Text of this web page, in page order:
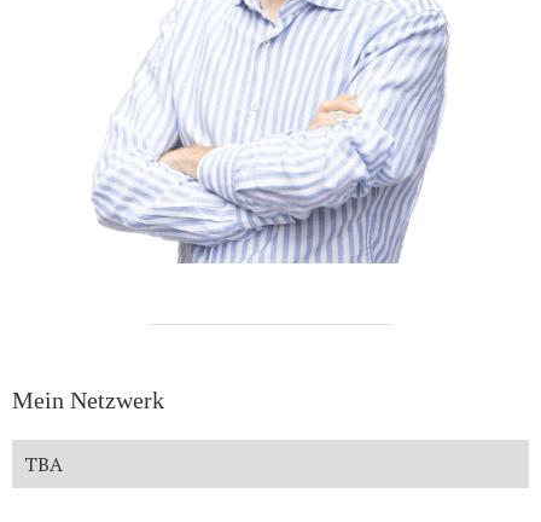
Mein Netzwerk
TBA